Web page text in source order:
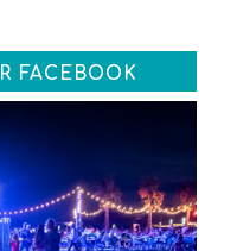
FACEBOOK